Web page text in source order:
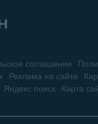
соглашение
Реклама на сайте
Яндекс поиск Карта